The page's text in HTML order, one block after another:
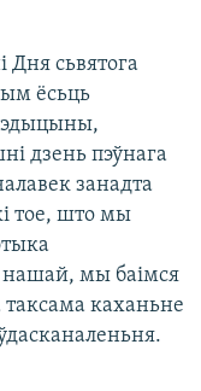
Дня сьвятога
ёсьць
дзень пэўнага
занадта
тое, што мы
нашай, мы баімся
каханьне